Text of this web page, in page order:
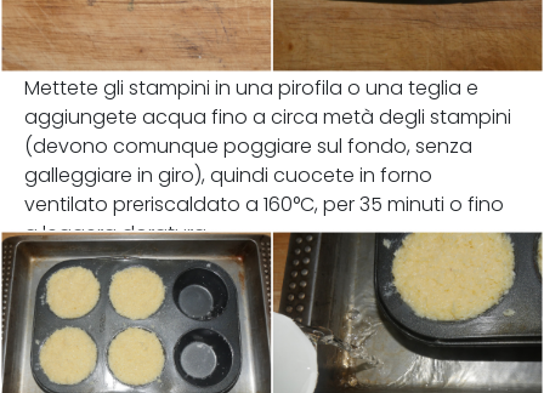
Mettete gli stampini in una pirofila o una teglia e
aggiungete acqua fino a circa metà degli stampini
(devono comunque poggiare sul fondo, senza
galleggiare in giro), quindi cuocete in forno
ventilato preriscaldato a 160°C, per 35 minuti o fino
a leggera doratura.